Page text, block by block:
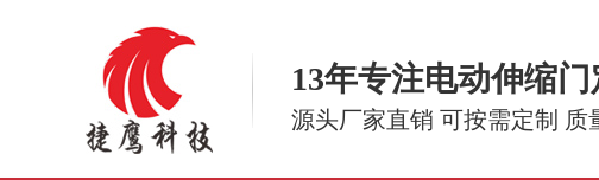
13年专注电动伸缩
源头厂家直销 可按需定制 质